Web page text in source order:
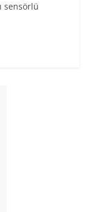
sensörlü